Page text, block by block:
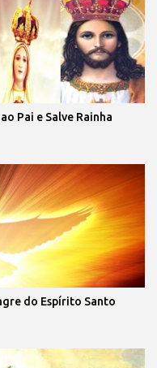
Pai e Salve Rainha
do Espírito Santo